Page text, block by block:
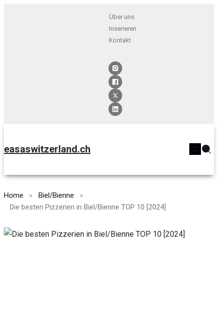
Über uns
Inserieren
Kontakt
easaswitzerland.ch
Home
Biel/Bienne
Die besten Pizzerien in Biel/Bienne TOP 10 [2024]